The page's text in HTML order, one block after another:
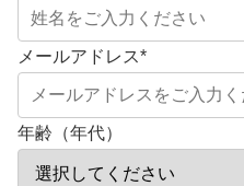
メールアドレス*
年齢（年代）